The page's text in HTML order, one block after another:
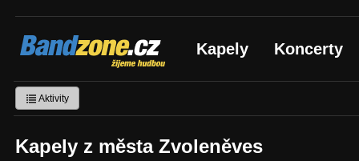
Bandzone.cz
žijeme hudbou Kapely Koncerty
Aktivity
Kapely z města Zvoleněves